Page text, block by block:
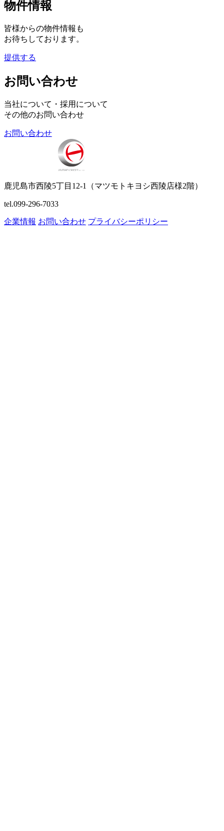
物件情報
皆様からの物件情報も
お待ちしております。
提供する
お問い合わせ
当社について・採用について
その他のお問い合わせ
お問い合わせ
鹿児島市西陵5丁目12-1（マツモトキヨシ西陵店様2階）
tel.099-296-7033
企業情報 お問い合わせ プライバシーポリシー